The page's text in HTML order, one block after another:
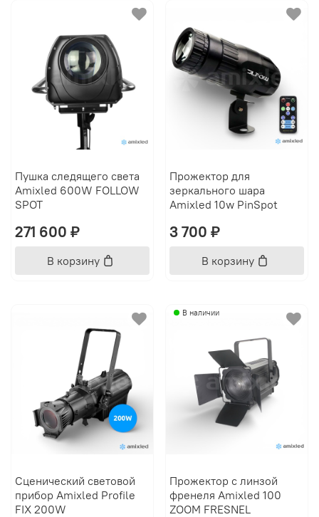
Пушка следящего света
Amixled 600W FOLLOW
SPOT
271 600 ₽
В корзину
Прожектор для
зеркального шара
Amixled 10w PinSpot
3 700 ₽
В корзину
Сценический световой
прибор Amixled Profile
FIX 200W
В наличии
Прожектор с линзой
френеля Amixled 100
ZOOM FRESNEL